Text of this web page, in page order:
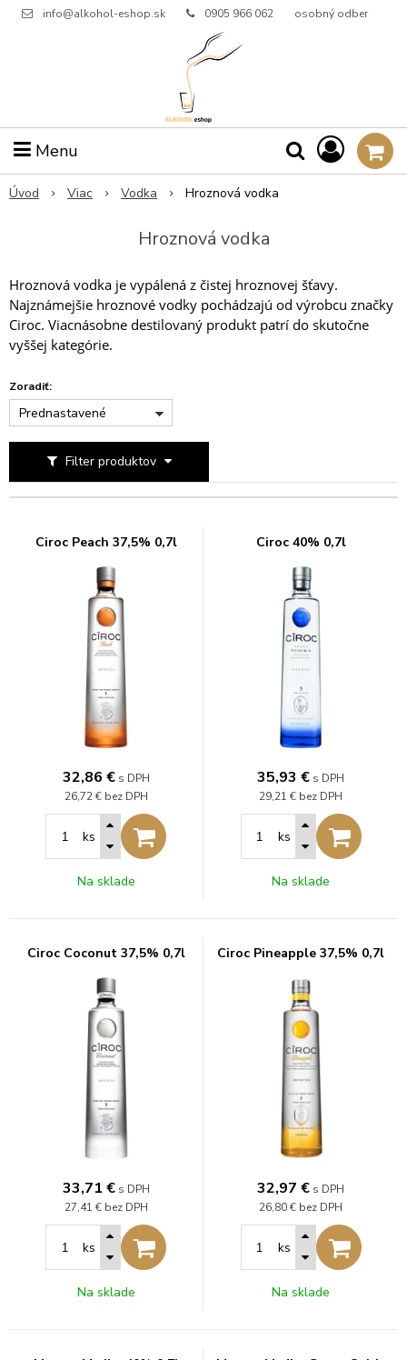
info@alkohol-eshop.sk 0905 966 062 osobný odber
Menu
Úvod Viac Vodka Hroznová vodka
Hroznová vodka
Hroznová vodka je vypálená z čistej hroznovej šťavy.
Najznámejšie hroznové vodky pochádzajú od výrobcu značky
Ciroc. Viacnásobne destilovaný produkt patrí do skutočne
vyššej kategórie.
Filter produktov
Zoradiť:
Prednastavené
Ciroc Peach 37,5% 0,7l
32,86 € s DPH
26,72 € bez DPH
ks
Na sklade
Ciroc 40% 0,7l
35,93 € s DPH
29,21 € bez DPH
ks
Na sklade
Ciroc Coconut 37,5% 0,7l
33,71 € s DPH
27,41 € bez DPH
ks
Na sklade
Ciroc Pineapple 37,5% 0,7l
32,97 € s DPH
26,80 € bez DPH
ks
Na sklade